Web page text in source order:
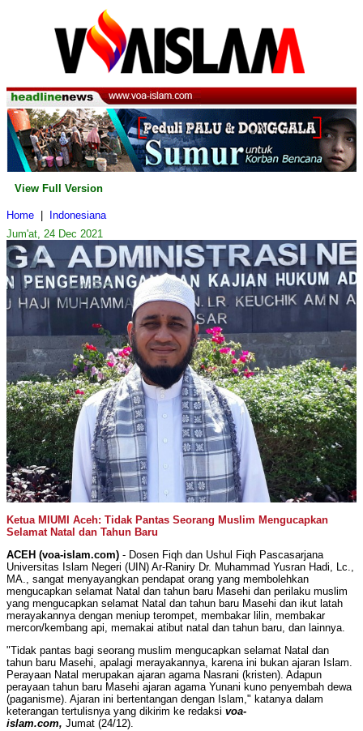
View Full Version
Home
Indonesiana
Jum'at, 24 Dec 2021
Ketua MIUMI Aceh: Tidak Pantas Seorang Muslim Mengucapkan
Selamat Natal dan Tahun Baru
ACEH (voa-islam.com) - Dosen Fiqh dan Ushul Fiqh Pascasarjana
Universitas Islam Negeri (UIN) Ar-Raniry Dr. Muhammad Yusran Hadi, Lc.,
MA., sangat menyayangkan pendapat orang yang membolehkan
mengucapkan selamat Natal dan tahun baru Masehi dan perilaku muslim
yang mengucapkan selamat Natal dan tahun baru Masehi dan ikut latah
merayakannya dengan meniup terompet, membakar lilin, membakar
mercon/kembang api, memakai atibut natal dan tahun baru, dan lainnya.
"Tidak pantas bagi seorang muslim mengucapkan selamat Natal dan
tahun baru Masehi, apalagi merayakannya, karena ini bukan ajaran Islam.
Perayaan Natal merupakan ajaran agama Nasrani (kristen). Adapun
perayaan tahun baru Masehi ajaran agama Yunani kuno penyembah dewa
(paganisme). Ajaran ini bertentangan dengan Islam," katanya dalam
keterangan tertulisnya yang dikirim ke redaksi voa-
islam.com, Jumat (24/12).